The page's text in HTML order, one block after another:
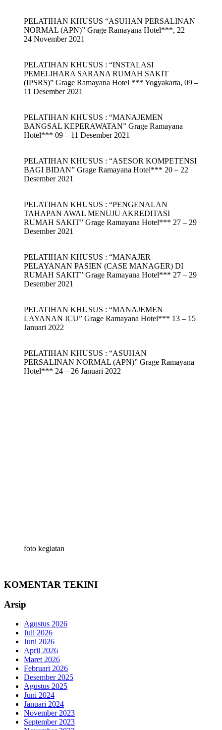
PELATIHAN KHUSUS “ASUHAN PERSALINAN
NORMAL (APN)” Grage Ramayana Hotel***, 22 –
24 November 2021
PELATIHAN KHUSUS : “INSTALASI
PEMELIHARA SARANA RUMAH SAKIT
(IPSRS)” Grage Ramayana Hotel *** Yogyakarta, 09 –
11 Desember 2021
PELATIHAN KHUSUS : “MANAJEMEN
BANGSAL KEPERAWATAN” Grage Ramayana
Hotel*** 09 – 11 Desember 2021
PELATIHAN KHUSUS : “ASESOR KOMPETENSI
BAGI BIDAN” Grage Ramayana Hotel*** 20 – 22
Desember 2021
PELATIHAN KHUSUS : “PENGENALAN
TAHAPAN AWAL MENUJU AKREDITASI
RUMAH SAKIT” Grage Ramayana Hotel*** 27 – 29
Desember 2021
PELATIHAN KHUSUS : “MANAJER
PELAYANAN PASIEN (CASE MANAGER) DI
RUMAH SAKIT” Grage Ramayana Hotel*** 27 – 29
Desember 2021
PELATIHAN KHUSUS : “MANAJEMEN
LAYANAN ICU” Grage Ramayana Hotel*** 13 – 15
Januari 2022
PELATIHAN KHUSUS : “ASUHAN
PERSALINAN NORMAL (APN)” Grage Ramayana
Hotel*** 24 – 26 Januari 2022
foto kegiatan
KOMENTAR TEKINI
Arsip
Agustus 2026
Juli 2026
Juni 2026
April 2026
Maret 2026
Februari 2026
Desember 2025
Agustus 2025
Juni 2024
Januari 2024
November 2023
September 2023